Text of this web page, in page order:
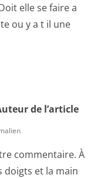
elle se faire a
ou y a t il une
de l’article
commentaire. À
doigts et la main